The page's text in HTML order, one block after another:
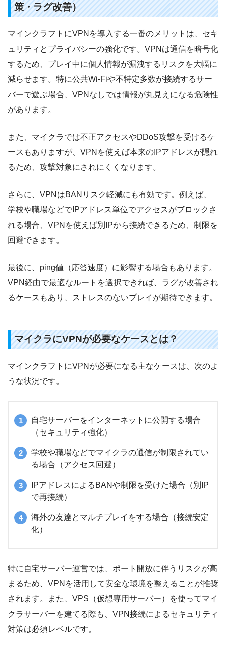
策・ラグ改善）
マインクラフトにVPNを導入する一番のメリットは、セキ
ュリティとプライバシーの強化です。VPNは通信を暗号化
するため、プレイ中に個人情報が漏洩するリスクを大幅に
減らせます。特に公共Wi-Fiや不特定多数が接続するサー
バーで遊ぶ場合、VPNなしでは情報が丸見えになる危険性
があります。
また、マイクラでは不正アクセスやDDoS攻撃を受けるケ
ースもありますが、VPNを使えば本来のIPアドレスが隠れ
るため、攻撃対象にされにくくなります。
さらに、VPNはBANリスク軽減にも有効です。例えば、
学校や職場などでIPアドレス単位でアクセスがブロックさ
れる場合、VPNを使えば別IPから接続できるため、制限を
回避できます。
最後に、ping値（応答速度）に影響する場合もあります。
VPN経由で最適なルートを選択できれば、ラグが改善され
るケースもあり、ストレスのないプレイが期待できます。
マイクラにVPNが必要なケースとは？
マインクラフトにVPNが必要になる主なケースは、次のよ
うな状況です。
自宅サーバーをインターネットに公開する場合
（セキュリティ強化）
学校や職場などでマイクラの通信が制限されてい
る場合（アクセス回避）
IPアドレスによるBANや制限を受けた場合（別IP
で再接続）
海外の友達とマルチプレイをする場合（接続安定
化）
特に自宅サーバー運営では、ポート開放に伴うリスクが高
まるため、VPNを活用して安全な環境を整えることが推奨
されます。また、VPS（仮想専用サーバー）を使ってマイ
クラサーバーを建てる際も、VPN接続によるセキュリティ
対策は必須レベルです。